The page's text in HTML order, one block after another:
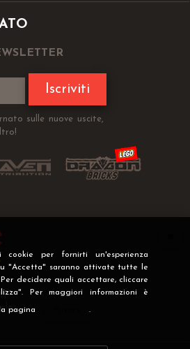
per fornirti un'esperienza
"Accetta" saranno attivate tutte le
decidere quali accettare, cliccare
Per maggiori informazioni è
pagina .
Iscriviti
sulle nuove uscite,